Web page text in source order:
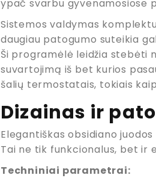
ypač svarbu gyvenamosiose
Sistemos valdymas
daugiau patogumo suteikia
Ši programėlė leidžia stebėti
suvartojimą iš bet kurios
šalių termostatais, tokiais kaip
Dizainas ir
Elegantiškas obsidiano
Tai ne tik funkcionalus, bet ir
Techniniai parametrai: